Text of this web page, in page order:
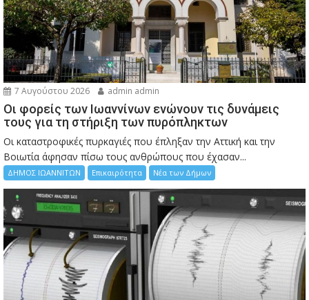
7 Αυγούστου 2026 admin admin
Οι φορείς των Ιωαννίνων ενώνουν τις δυνάμεις
τους για τη στήριξη των πυρόπληκτων
Οι καταστροφικές πυρκαγιές που έπληξαν την Αττική και την
Bοιωτία άφησαν πίσω τους ανθρώπους που έχασαν...
ΔΗΜΟΣ ΙΩΑΝΝΙΤΩΝ Επικαιρότητα Νέα των Δήμων